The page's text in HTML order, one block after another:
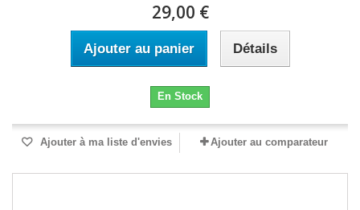
29,00 €
Ajouter au panier Détails
En Stock
Ajouter à ma liste d'envies Ajouter au comparateur